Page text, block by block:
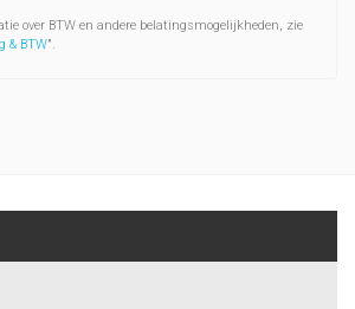
over BTW en andere belatingsmogelijkheden, zie
& BTW".